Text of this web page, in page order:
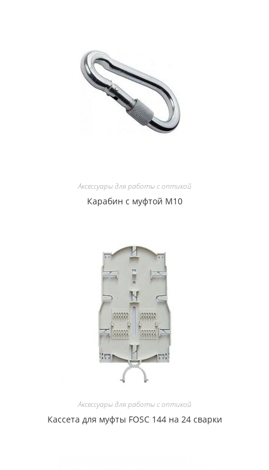
Аксессуары для работы с оптикой
Карабин с муфтой M10
Аксессуары для работы с оптикой
Кассета для муфты FOSC 144 на 24 сварки